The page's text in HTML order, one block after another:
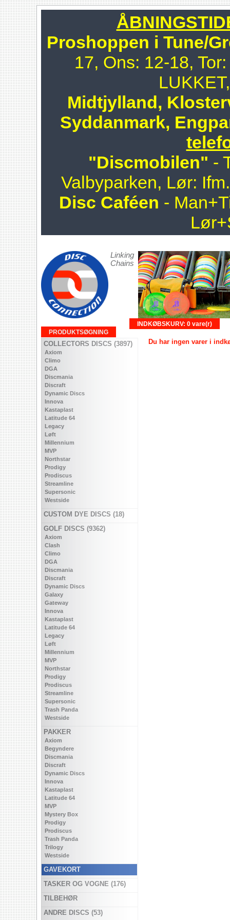
Proshoppen i Tune/
17, Ons: 12-18,
Midtjylland,
Syddanmark,
"Discmobilen" -
Valbyparken, Lør:
Disc Caféen -
Linking
Chains
INDKØBSKURV: 0 vare(r)
PRODUKTSØGNING
COLLECTORS DISCS (3897)
Axiom
Climo
DGA
Discmania
Discraft
Dynamic Discs
Innova
Kastaplast
Latitude 64
Legacy
Løft
Millennium
MVP
Northstar
Prodigy
Prodiscus
Streamline
Supersonic
Westside
CUSTOM DYE DISCS (18)
GOLF DISCS (9362)
Axiom
Clash
Climo
DGA
Discmania
Discraft
Dynamic Discs
Galaxy
Gateway
Innova
Kastaplast
Latitude 64
Legacy
Løft
Millennium
MVP
Northstar
Prodigy
Prodiscus
Streamline
Supersonic
Trash Panda
Westside
PAKKER
Axiom
Begyndere
Discmania
Discraft
Dynamic Discs
Innova
Kastaplast
Latitude 64
MVP
Mystery Box
Prodigy
Prodiscus
Trash Panda
Trilogy
Westside
GAVEKORT
TASKER OG VOGNE (176)
TILBEHØR
ANDRE DISCS (53)
Du har ingen varer i